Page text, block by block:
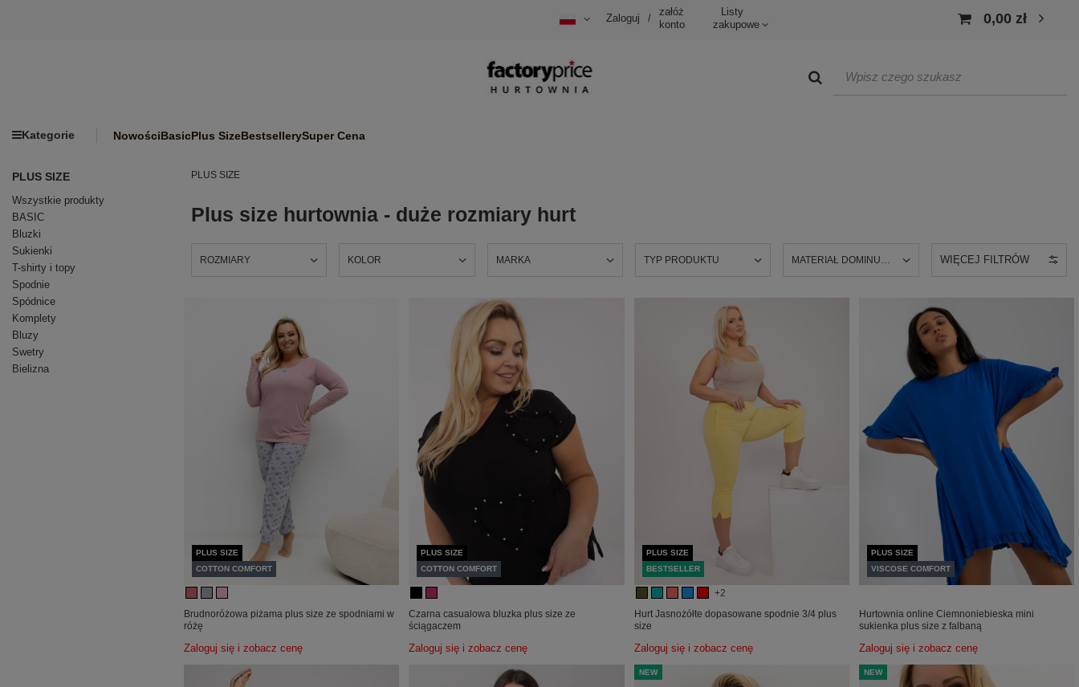
Zaloguj /
załóż
konto
Listy
zakupowe
0,00 zł
Kategorie NowościBasicPlus SizeBestsellerySuper Cena
PLUS SIZE
Wszystkie produkty
BASIC
Bluzki
Sukienki
T-shirty i topy
Spodnie
Spódnice
Komplety
Bluzy
Swetry
Bielizna
PLUS SIZE
Plus size hurtownia - duże rozmiary hurt
ROZMIARY KOLOR MARKA TYP PRODUKTU MATERIAŁ DOMINUJĄCY WIĘCEJ FILTRÓW
PLUS SIZE
COTTON COMFORT
Brudnoróżowa piżama plus size ze spodniami w
różę
Zaloguj się i zobacz cenę
PLUS SIZE
COTTON COMFORT
Czarna casualowa bluzka plus size ze
ściągaczem
Zaloguj się i zobacz cenę
PLUS SIZE
BESTSELLER
+2
Hurt Jasnożółte dopasowane spodnie 3/4 plus
size
Zaloguj się i zobacz cenę
PLUS SIZE
VISCOSE COMFORT
Hurtownia online Ciemnoniebieska mini
sukienka plus size z falbaną
Zaloguj się i zobacz cenę
NEW NEW